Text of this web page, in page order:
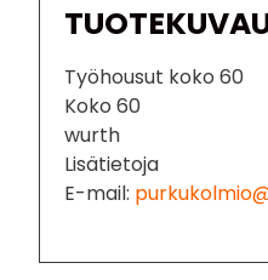
Työhousut koko 60
Koko 60
wurth
Lisätietoja
E-mail: